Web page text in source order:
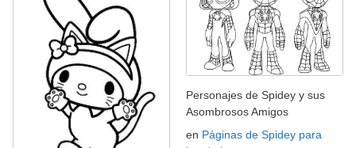
Personajes de Spidey y sus
Asombrosos Amigos
en Páginas de Spidey para